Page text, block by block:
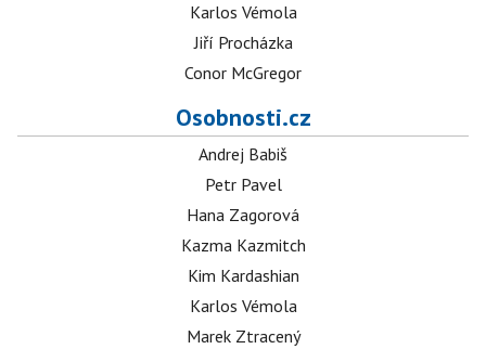
Karlos Vémola
Jiří Procházka
Conor McGregor
Osobnosti.cz
Andrej Babiš
Petr Pavel
Hana Zagorová
Kazma Kazmitch
Kim Kardashian
Karlos Vémola
Marek Ztracený